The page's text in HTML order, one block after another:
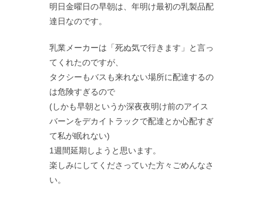
明日金曜日の早朝は、年明け最初の乳製品配
達日なのです。
乳業メーカーは「死ぬ気で行きます」と言っ
てくれたのですが、
タクシーもバスも来れない場所に配達するの
は危険すぎるので
(しかも早朝というか深夜夜明け前のアイス
バーンをデカイトラックで配達とか心配すぎ
て私が眠れない)
1週間延期しようと思います。
楽しみにしてくださっていた方々ごめんなさ
い。